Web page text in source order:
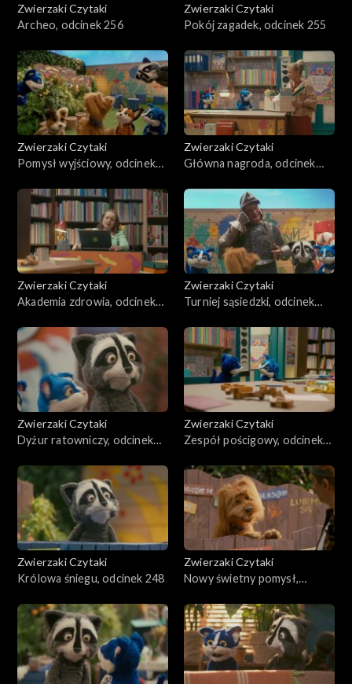
Zwierzaki Czytaki
Archeo, odcinek 256
Zwierzaki Czytaki
Pokój zagadek, odcinek 255
Zwierzaki Czytaki
Pomysł wyjściowy, odcinek
Zwierzaki Czytaki
Główna nagroda, odcinek
Zwierzaki Czytaki
Akademia zdrowia, odcinek
Zwierzaki Czytaki
Turniej sąsiedzki, odcinek
Zwierzaki Czytaki
Dyżur ratowniczy, odcinek
Zwierzaki Czytaki
Zespół pościgowy, odcinek
Zwierzaki Czytaki
Królowa śniegu, odcinek 248
Zwierzaki Czytaki
Nowy świetny pomysł,